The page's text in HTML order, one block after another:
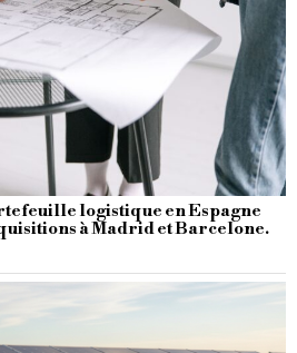
logistique en Espagne
à Madrid et Barcelone.